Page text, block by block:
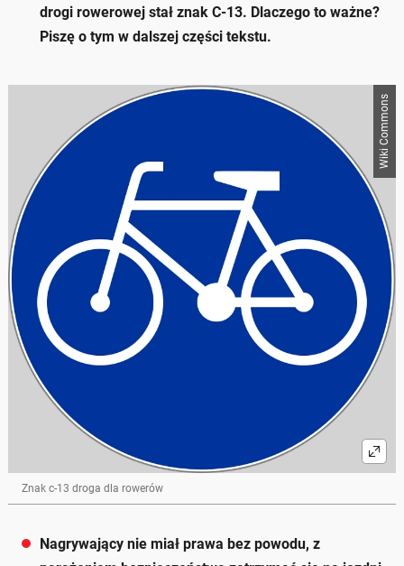
drogi rowerowej stał znak C-13. Dlaczego to ważne?
Piszę o tym w dalszej części tekstu.
Wiki Commons
Znak c-13 droga dla rowerów
Nagrywający nie miał prawa bez powodu, z